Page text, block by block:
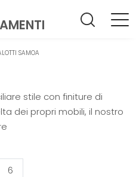
SAMOA
stile con finiture di
dei propri mobili, il nostro
6